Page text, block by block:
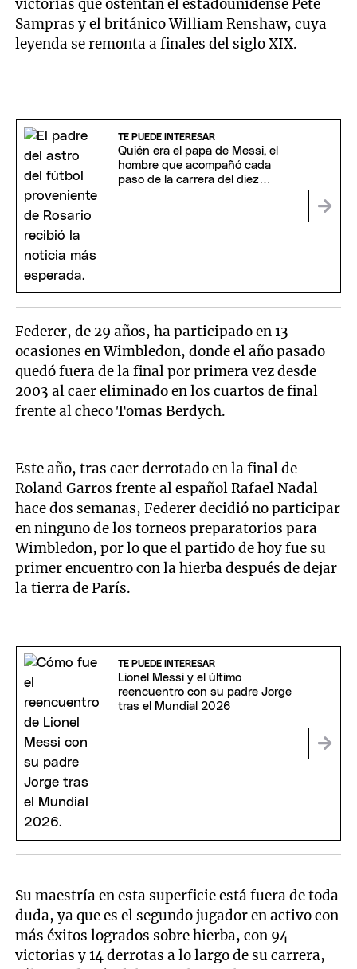
victorias que ostentan el estadounidense Pete
Sampras y el británico William Renshaw, cuya
leyenda se remonta a finales del siglo XIX.
TE PUEDE INTERESAR
Quién era el papa de Messi, el
hombre que acompañó cada
paso de la carrera del diez
Federer, de 29 años, ha participado en 13
ocasiones en Wimbledon, donde el año pasado
quedó fuera de la final por primera vez desde
2003 al caer eliminado en los cuartos de final
frente al checo Tomas Berdych.
Este año, tras caer derrotado en la final de
Roland Garros frente al español Rafael Nadal
hace dos semanas, Federer decidió no participar
en ninguno de los torneos preparatorios para
Wimbledon, por lo que el partido de hoy fue su
primer encuentro con la hierba después de dejar
la tierra de París.
TE PUEDE INTERESAR
Lionel Messi y el último
reencuentro con su padre Jorge
tras el Mundial 2026
Su maestría en esta superficie está fuera de toda
duda, ya que es el segundo jugador en activo con
más éxitos logrados sobre hierba, con 94
victorias y 14 derrotas a lo largo de su carrera,